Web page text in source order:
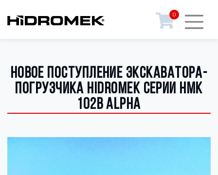
0
Новое поступление экскаватора-
погрузчика Hidromek серии HMK
102B ALPHA